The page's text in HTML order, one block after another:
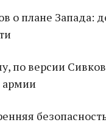
о плане Запада:
по версии
армии